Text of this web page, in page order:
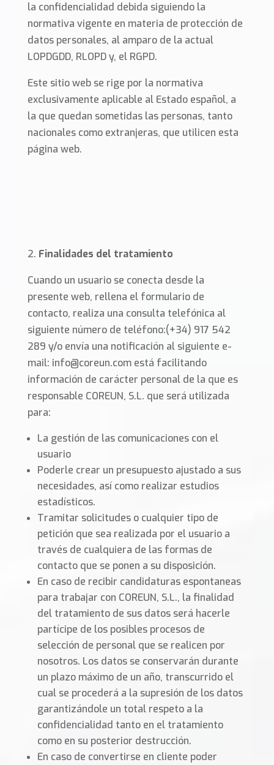
la confidencialidad debida siguiendo la
normativa vigente en materia de protección de
datos personales, al amparo de la actual
LOPDGDD, RLOPD y, el RGPD.
Este sitio web se rige por la normativa
exclusivamente aplicable al Estado español, a
la que quedan sometidas las personas, tanto
nacionales como extranjeras, que utilicen esta
página web.
Finalidades del tratamiento
Cuando un usuario se conecta desde la
presente web, rellena el formulario de
contacto, realiza una consulta telefónica al
siguiente número de teléfono:(+34) 917 542
289 y/o envía una notificación al siguiente e-
mail: info@coreun.com está facilitando
información de carácter personal de la que es
responsable COREUN, S.L. que será utilizada
para:
La gestión de las comunicaciones con el
usuario
Poderle crear un presupuesto ajustado a sus
necesidades, así como realizar estudios
estadísticos.
Tramitar solicitudes o cualquier tipo de
petición que sea realizada por el usuario a
través de cualquiera de las formas de
contacto que se ponen a su disposición.
En caso de recibir candidaturas espontaneas
para trabajar con COREUN, S.L., la finalidad
del tratamiento de sus datos será hacerle
partícipe de los posibles procesos de
selección de personal que se realicen por
nosotros. Los datos se conservarán durante
un plazo máximo de un año, transcurrido el
cual se procederá a la supresión de los datos
garantizándole un total respeto a la
confidencialidad tanto en el tratamiento
como en su posterior destrucción.
En caso de convertirse en cliente poder